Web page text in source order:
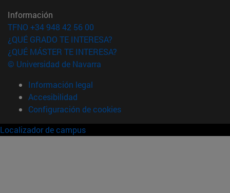
Información
TFNO +34 948 42 56 00
¿QUÉ GRADO TE INTERESA?
¿QUÉ MÁSTER TE INTERESA?
© Universidad de Navarra
Información legal
Accesibilidad
Configuración de cookies
Localizador de campus